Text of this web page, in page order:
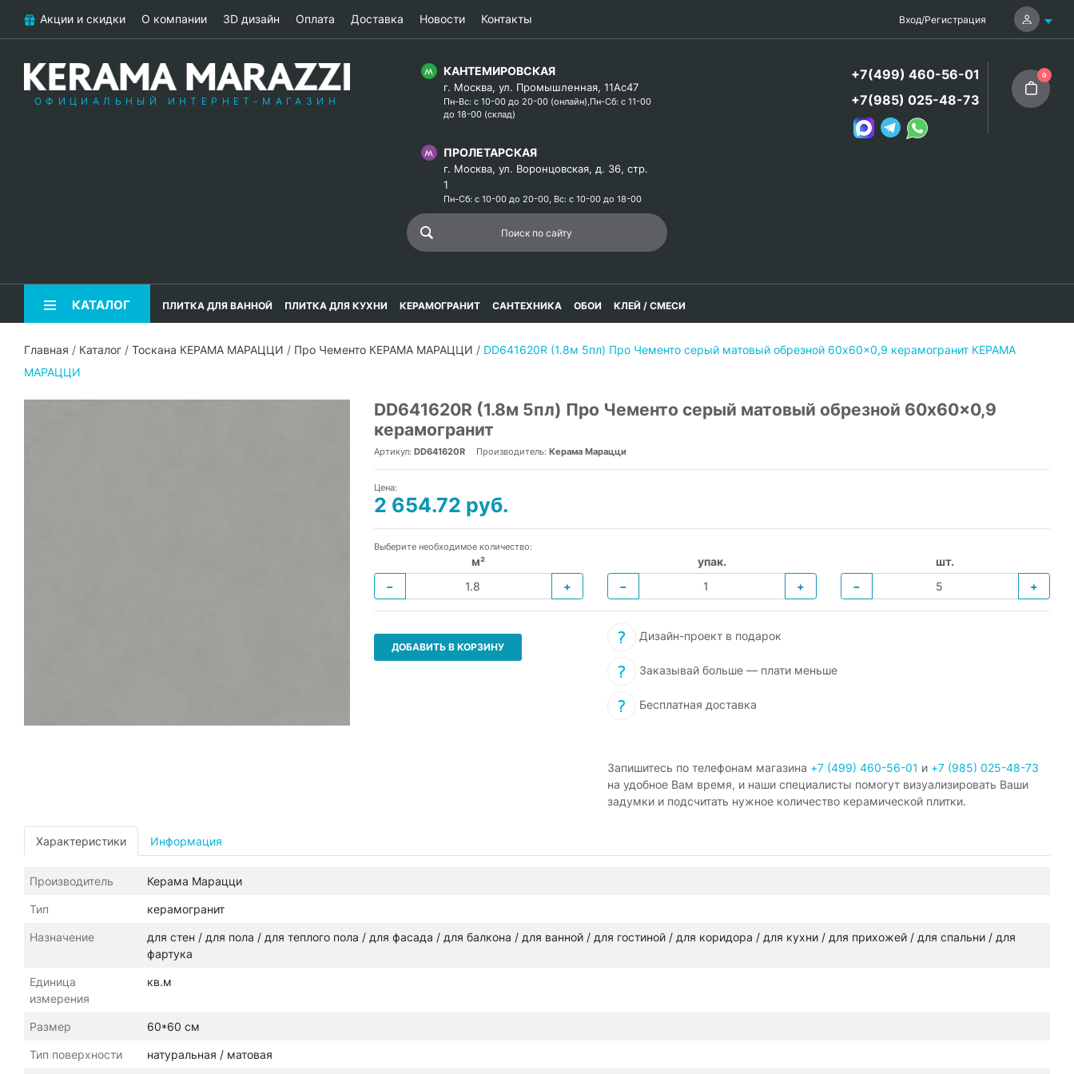
Акции и скидки О компании 3D дизайн Оплата Доставка Новости Контакты Вход/Регистрация
ОФИЦИАЛЬНЫЙ ИНТЕРНЕТ-МАГАЗИН
КАНТЕМИРОВСКАЯ
г. Москва, ул. Промышленная, 11Ас47
Пн-Вс: с 10-00 до 20-00 (онлайн),Пн-Сб: с 11-00
до 18-00 (склад)
ПРОЛЕТАРСКАЯ
г. Москва, ул. Воронцовская, д. 36, стр.
1
Пн-Сб: с 10-00 до 20-00, Вс: с 10-00 до 18-00
+7(499) 460-56-01
+7(985) 025-48-73
0
КАТАЛОГ ПЛИТКА ДЛЯ ВАННОЙ ПЛИТКА ДЛЯ КУХНИ КЕРАМОГРАНИТ САНТЕХНИКА ОБОИ КЛЕЙ / СМЕСИ
Главная / Каталог / Тоскана КЕРАМА МАРАЦЦИ / Про Чементо КЕРАМА МАРАЦЦИ / DD641620R (1.8м 5пл) Про Чементо серый матовый обрезной 60x60x0,9 керамогранит КЕРАМА
МАРАЦЦИ
DD641620R (1.8м 5пл) Про Чементо серый матовый обрезной 60x60x0,9
керамогранит
Артикул: DD641620R Производитель: Керама Марацци
Цена:
2 654.72 руб.
Выберите необходимое количество:
м²
−
+
упак.
−
+
шт.
−
+
ДОБАВИТЬ В КОРЗИНУ
Дизайн-проект в подарок
Заказывай больше — плати меньше
Бесплатная доставка
Запишитесь по телефонам магазина +7 (499) 460-56-01 и +7 (985) 025-48-73
на удобное Вам время, и наши специалисты помогут визуализировать Ваши
задумки и подсчитать нужное количество керамической плитки.
Характеристики Информация
Производитель Керама Марацци
Тип керамогранит
Назначение
для стен / для пола / для теплого пола / для фасада / для балкона / для ванной / для гостиной / для коридора / для кухни / для прихожей / для спальни / для
фартука
Единица
измерения
кв.м
Размер 60*60 см
Тип поверхности натуральная / матовая